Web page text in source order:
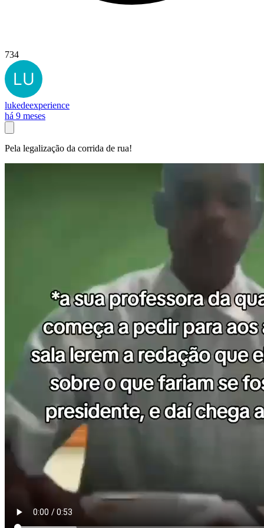
734
lukedeexperience
há 9 meses
Pela legalização da corrida de rua!